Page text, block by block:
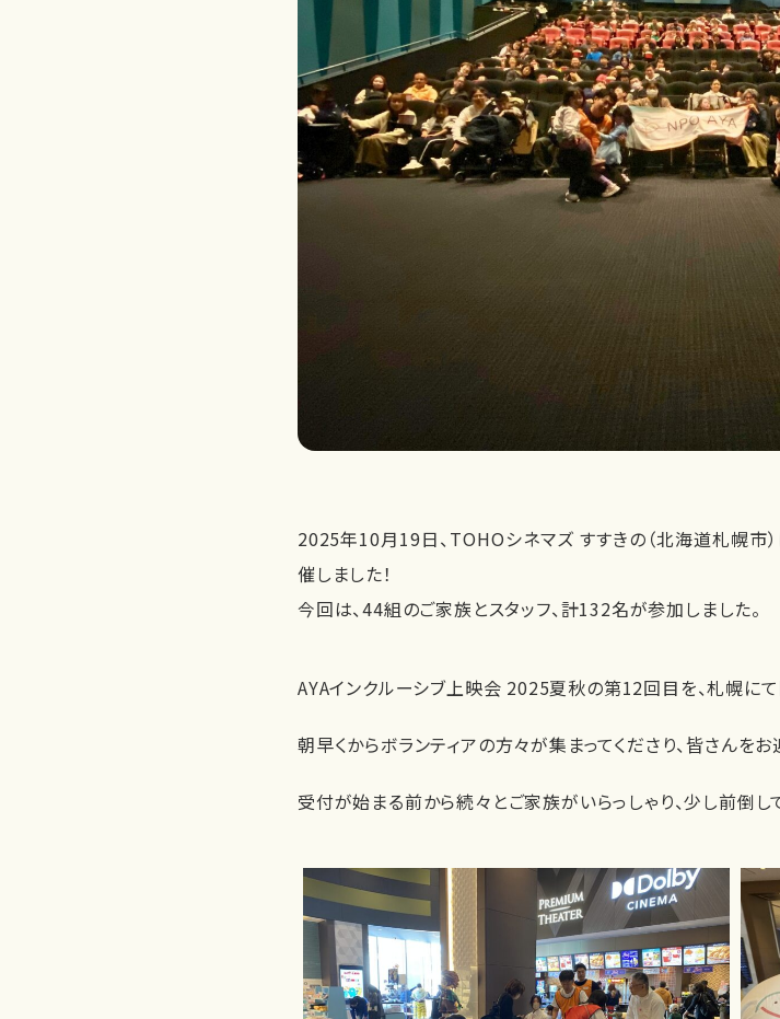
2025年10月19日、TOHOシネマズ すすきの（北海道札幌市）
催しました！
今回は、44組のご家族とスタッフ、計132名が参加しました。
AYAインクルーシブ上映会 2025夏秋の第12回目を、札幌にて
朝早くからボランティアの方々が集まってくださり、皆さん
受付が始まる前から続々とご家族がいらっしゃり、少し前倒し